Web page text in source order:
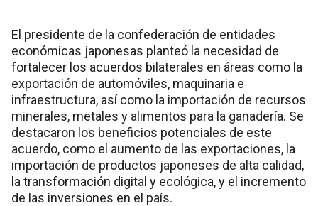
El presidente de la confederación de entidades
económicas japonesas planteó la necesidad de
fortalecer los acuerdos bilaterales en áreas como la
exportación de automóviles, maquinaria e
infraestructura, así como la importación de recursos
minerales, metales y alimentos para la ganadería. Se
destacaron los beneficios potenciales de este
acuerdo, como el aumento de las exportaciones, la
importación de productos japoneses de alta calidad,
la transformación digital y ecológica, y el incremento
de las inversiones en el país.